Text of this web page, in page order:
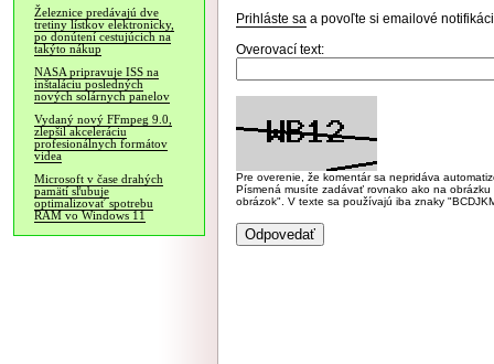
Železnice predávajú dve
tretiny lístkov elektronicky,
po donútení cestujúcich na
takýto nákup
NASA pripravuje ISS na
inštaláciu posledných
nových solárnych panelov
Vydaný nový FFmpeg 9.0,
zlepšil akceleráciu
profesionálnych formátov
videa
Microsoft v čase drahých
pamätí sľubuje
optimalizovať spotrebu
RAM vo Windows 11
Prihláste sa a povoľte si emailové
Overovací text:
Pre overenie, že komentár sa nepridáva
Písmená musíte zadávať rovnako ako na
obrázok". V texte sa používajú iba znaky